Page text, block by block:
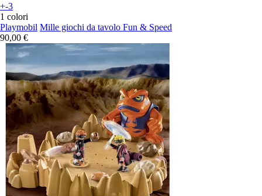
+-3
1 colori
Playmobil Mille giochi da tavolo Fun & Speed
90,00 €